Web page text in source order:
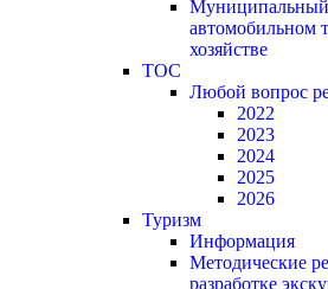
Муниципальный
автомобильном
хозяйстве
ТОС
Любой вопрос
2022
2023
2024
2025
2026
Туризм
Информация
Методические
разработке